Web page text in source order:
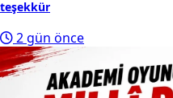
teşekkür
2 gün önce